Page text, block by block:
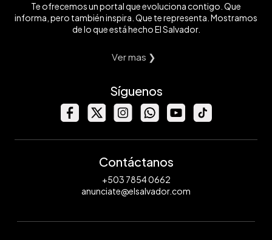
Te ofrecemos un portal que evoluciona contigo. Que
informa, pero también inspira. Que te representa. Mostramos
de lo que está hecho El Salvador.
Ver mas ❯
Síguenos
Contáctanos
+503 7854 0662
anunciate@elsalvador.com